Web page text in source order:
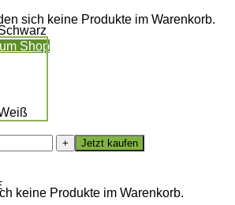
sich keine Produkte im Warenkorb.
Shop
keine Produkte im Warenkorb.
Jetzt kaufen